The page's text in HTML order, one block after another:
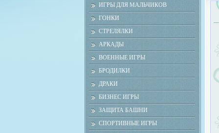
ИГРЫ ДЛЯ МАЛЬЧИКОВ
ГОНКИ
СТРЕЛЯЛКИ
АРКАДЫ
ВОЕННЫЕ ИГРЫ
БРОДИЛКИ
ДРАКИ
БИЗНЕС ИГРЫ
ЗАЩИТА БАШНИ
СПОРТИВНЫЕ ИГРЫ